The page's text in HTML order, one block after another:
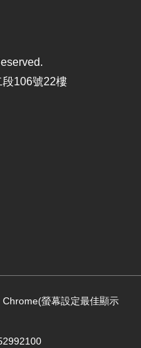
106號22樓
螢幕設定最佳顯示